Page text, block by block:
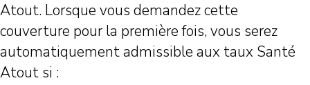
Atout. Lorsque vous demandez cette
couverture pour la première fois, vous serez
automatiquement admissible aux taux Santé
Atout si :